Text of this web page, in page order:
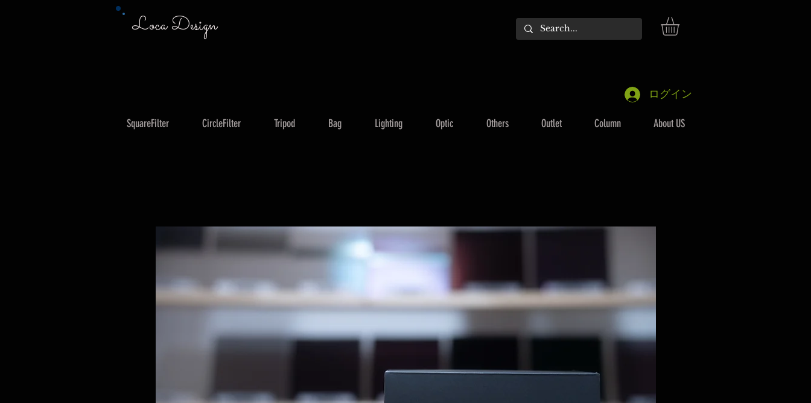
Loca Design
ログイン
SquareFilter CircleFilter Tripod Bag Lighting Optic Others Outlet Column About US